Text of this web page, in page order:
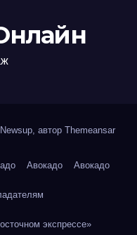
автор Themeansar
Авокадо Авокадо
экспрессе»